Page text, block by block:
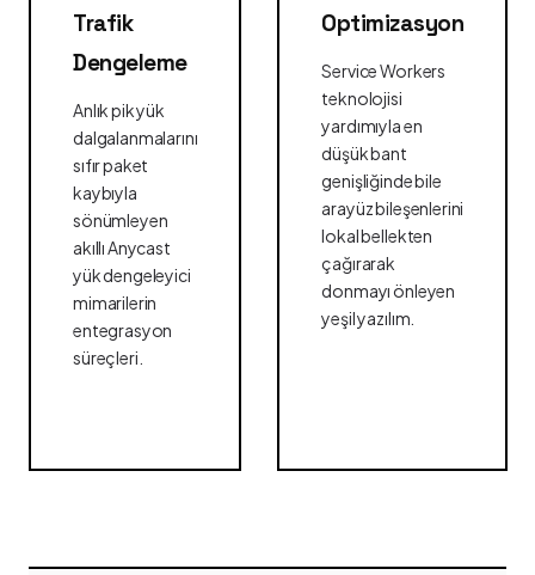
Trafik
Dengeleme
Anlık pik yük
dalgalanmalarını
sıfır paket
kaybıyla
sönümleyen
akıllı Anycast
yük dengeleyici
mimarilerin
entegrasyon
süreçleri.
Optimizasyon
Service Workers
teknolojisi
yardımıyla en
düşük bant
genişliğinde bile
arayüz bileşenlerini
lokal bellekten
çağırarak
donmayı önleyen
yeşil yazılım.